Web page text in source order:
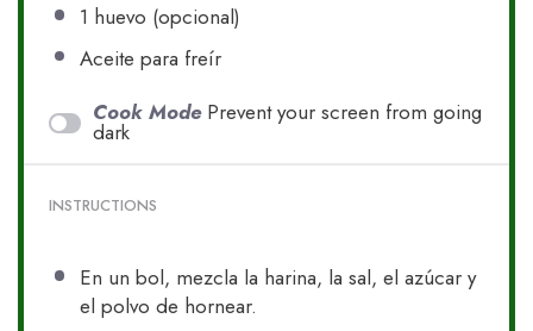
1 huevo (opcional)
Aceite para freír
Cook Mode Prevent your screen from going
dark
INSTRUCTIONS
En un bol, mezcla la harina, la sal, el azúcar y
el polvo de hornear.